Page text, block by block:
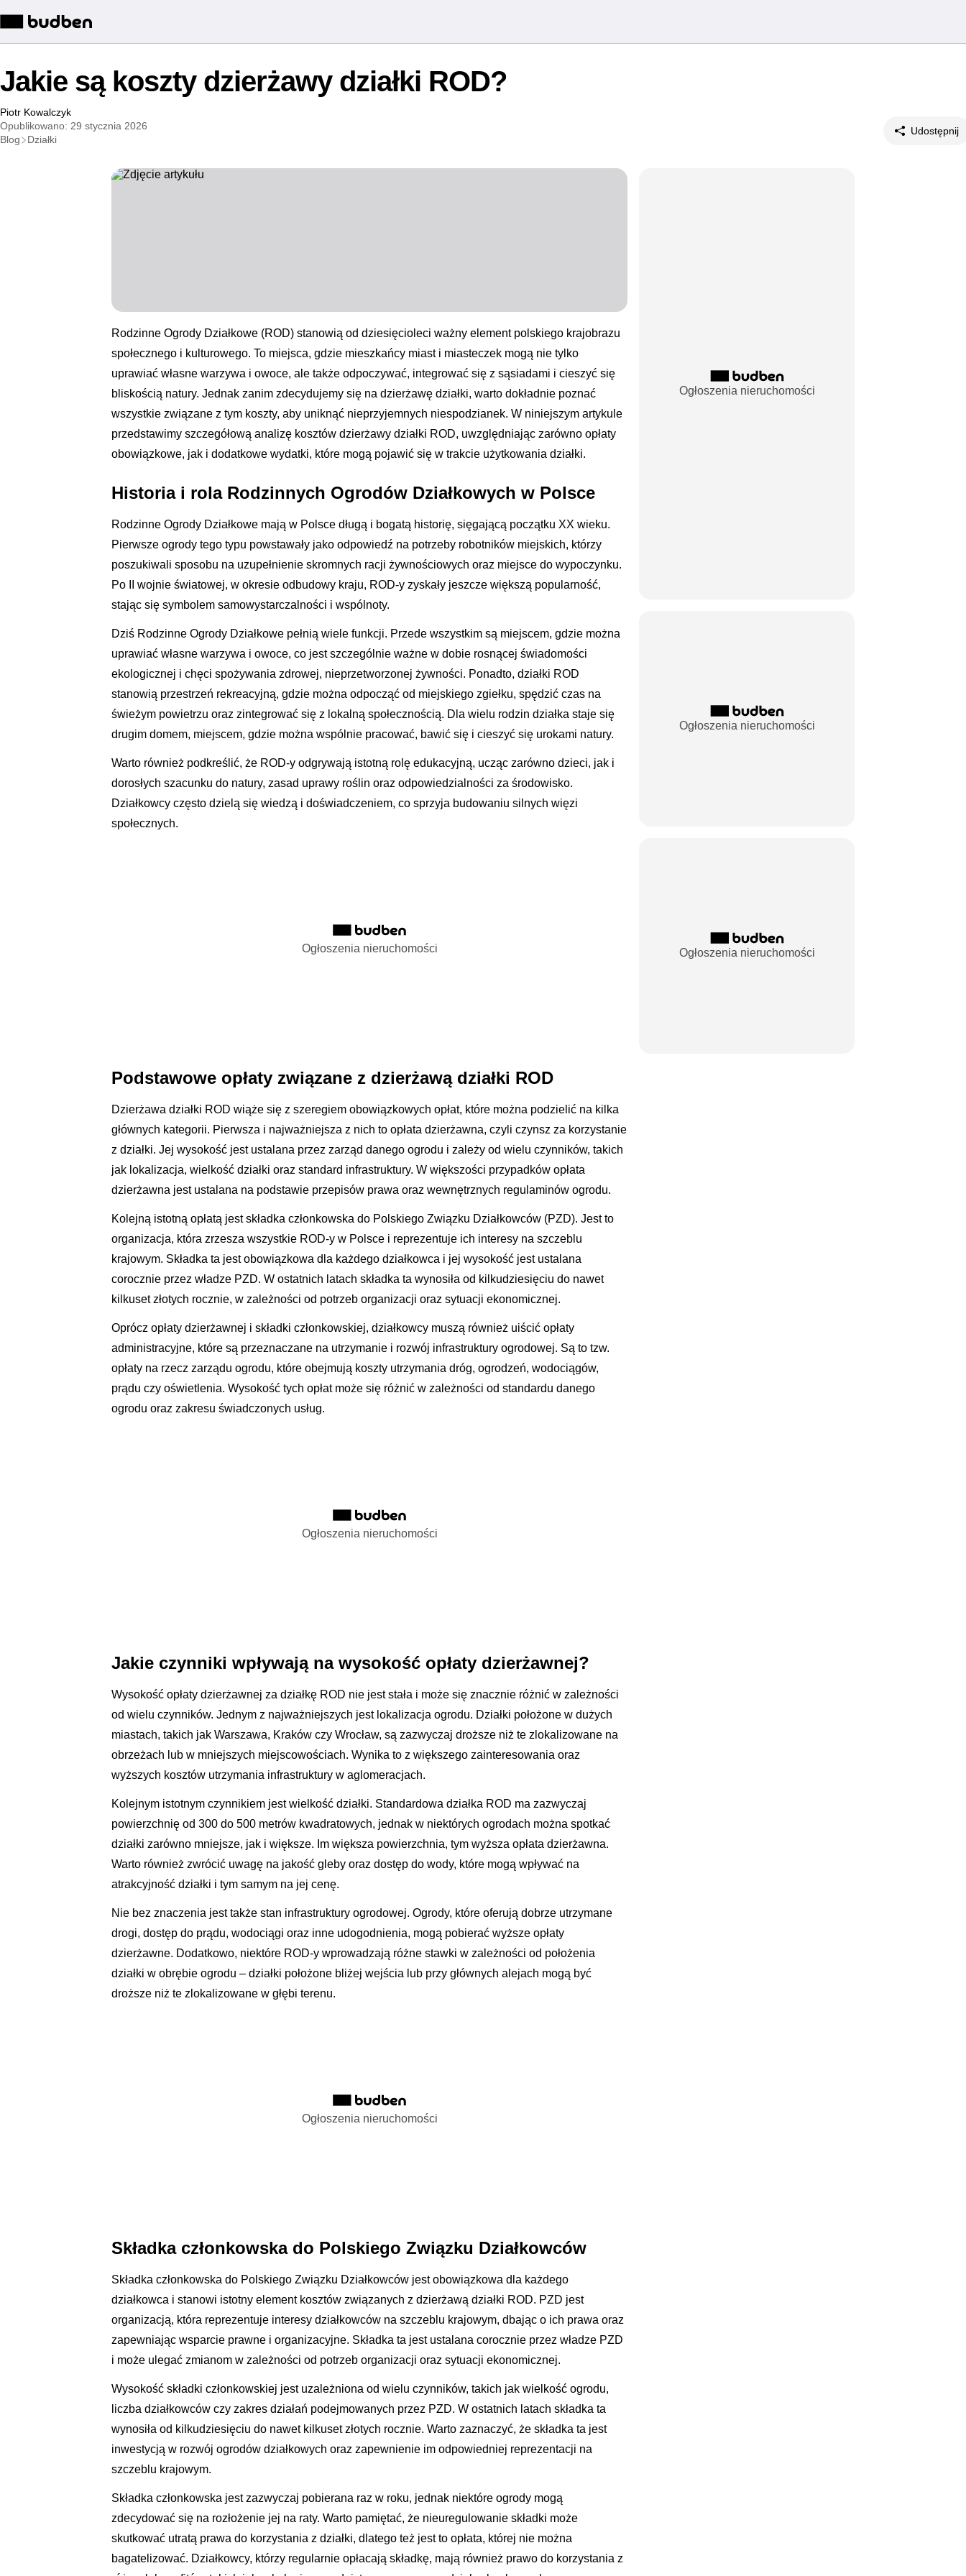
Jakie są koszty dzierżawy działki ROD?
Piotr Kowalczyk
Opublikowano: 29 stycznia 2026
Blog
Działki
Udostępnij
Rodzinne Ogrody Działkowe (ROD) stanowią od dziesięcioleci ważny element polskiego krajobrazu
społecznego i kulturowego. To miejsca, gdzie mieszkańcy miast i miasteczek mogą nie tylko
uprawiać własne warzywa i owoce, ale także odpoczywać, integrować się z sąsiadami i cieszyć się
bliskością natury. Jednak zanim zdecydujemy się na dzierżawę działki, warto dokładnie poznać
wszystkie związane z tym koszty, aby uniknąć nieprzyjemnych niespodzianek. W niniejszym artykule
przedstawimy szczegółową analizę kosztów dzierżawy działki ROD, uwzględniając zarówno opłaty
obowiązkowe, jak i dodatkowe wydatki, które mogą pojawić się w trakcie użytkowania działki.
Historia i rola Rodzinnych Ogrodów Działkowych w Polsce
Rodzinne Ogrody Działkowe mają w Polsce długą i bogatą historię, sięgającą początku XX wieku.
Pierwsze ogrody tego typu powstawały jako odpowiedź na potrzeby robotników miejskich, którzy
poszukiwali sposobu na uzupełnienie skromnych racji żywnościowych oraz miejsce do wypoczynku.
Po II wojnie światowej, w okresie odbudowy kraju, ROD-y zyskały jeszcze większą popularność,
stając się symbolem samowystarczalności i wspólnoty.
Dziś Rodzinne Ogrody Działkowe pełnią wiele funkcji. Przede wszystkim są miejscem, gdzie można
uprawiać własne warzywa i owoce, co jest szczególnie ważne w dobie rosnącej świadomości
ekologicznej i chęci spożywania zdrowej, nieprzetworzonej żywności. Ponadto, działki ROD
stanowią przestrzeń rekreacyjną, gdzie można odpocząć od miejskiego zgiełku, spędzić czas na
świeżym powietrzu oraz zintegrować się z lokalną społecznością. Dla wielu rodzin działka staje się
drugim domem, miejscem, gdzie można wspólnie pracować, bawić się i cieszyć się urokami natury.
Warto również podkreślić, że ROD-y odgrywają istotną rolę edukacyjną, ucząc zarówno dzieci, jak i
dorosłych szacunku do natury, zasad uprawy roślin oraz odpowiedzialności za środowisko.
Działkowcy często dzielą się wiedzą i doświadczeniem, co sprzyja budowaniu silnych więzi
społecznych.
Ogłoszenia nieruchomości
Podstawowe opłaty związane z dzierżawą działki ROD
Dzierżawa działki ROD wiąże się z szeregiem obowiązkowych opłat, które można podzielić na kilka
głównych kategorii. Pierwsza i najważniejsza z nich to opłata dzierżawna, czyli czynsz za korzystanie
z działki. Jej wysokość jest ustalana przez zarząd danego ogrodu i zależy od wielu czynników, takich
jak lokalizacja, wielkość działki oraz standard infrastruktury. W większości przypadków opłata
dzierżawna jest ustalana na podstawie przepisów prawa oraz wewnętrznych regulaminów ogrodu.
Kolejną istotną opłatą jest składka członkowska do Polskiego Związku Działkowców (PZD). Jest to
organizacja, która zrzesza wszystkie ROD-y w Polsce i reprezentuje ich interesy na szczeblu
krajowym. Składka ta jest obowiązkowa dla każdego działkowca i jej wysokość jest ustalana
corocznie przez władze PZD. W ostatnich latach składka ta wynosiła od kilkudziesięciu do nawet
kilkuset złotych rocznie, w zależności od potrzeb organizacji oraz sytuacji ekonomicznej.
Oprócz opłaty dzierżawnej i składki członkowskiej, działkowcy muszą również uiścić opłaty
administracyjne, które są przeznaczane na utrzymanie i rozwój infrastruktury ogrodowej. Są to tzw.
opłaty na rzecz zarządu ogrodu, które obejmują koszty utrzymania dróg, ogrodzeń, wodociągów,
prądu czy oświetlenia. Wysokość tych opłat może się różnić w zależności od standardu danego
ogrodu oraz zakresu świadczonych usług.
Ogłoszenia nieruchomości
Jakie czynniki wpływają na wysokość opłaty dzierżawnej?
Wysokość opłaty dzierżawnej za działkę ROD nie jest stała i może się znacznie różnić w zależności
od wielu czynników. Jednym z najważniejszych jest lokalizacja ogrodu. Działki położone w dużych
miastach, takich jak Warszawa, Kraków czy Wrocław, są zazwyczaj droższe niż te zlokalizowane na
obrzeżach lub w mniejszych miejscowościach. Wynika to z większego zainteresowania oraz
wyższych kosztów utrzymania infrastruktury w aglomeracjach.
Kolejnym istotnym czynnikiem jest wielkość działki. Standardowa działka ROD ma zazwyczaj
powierzchnię od 300 do 500 metrów kwadratowych, jednak w niektórych ogrodach można spotkać
działki zarówno mniejsze, jak i większe. Im większa powierzchnia, tym wyższa opłata dzierżawna.
Warto również zwrócić uwagę na jakość gleby oraz dostęp do wody, które mogą wpływać na
atrakcyjność działki i tym samym na jej cenę.
Nie bez znaczenia jest także stan infrastruktury ogrodowej. Ogrody, które oferują dobrze utrzymane
drogi, dostęp do prądu, wodociągi oraz inne udogodnienia, mogą pobierać wyższe opłaty
dzierżawne. Dodatkowo, niektóre ROD-y wprowadzają różne stawki w zależności od położenia
działki w obrębie ogrodu – działki położone bliżej wejścia lub przy głównych alejach mogą być
droższe niż te zlokalizowane w głębi terenu.
Ogłoszenia nieruchomości
Składka członkowska do Polskiego Związku Działkowców
Składka członkowska do Polskiego Związku Działkowców jest obowiązkowa dla każdego
działkowca i stanowi istotny element kosztów związanych z dzierżawą działki ROD. PZD jest
organizacją, która reprezentuje interesy działkowców na szczeblu krajowym, dbając o ich prawa oraz
zapewniając wsparcie prawne i organizacyjne. Składka ta jest ustalana corocznie przez władze PZD
i może ulegać zmianom w zależności od potrzeb organizacji oraz sytuacji ekonomicznej.
Wysokość składki członkowskiej jest uzależniona od wielu czynników, takich jak wielkość ogrodu,
liczba działkowców czy zakres działań podejmowanych przez PZD. W ostatnich latach składka ta
wynosiła od kilkudziesięciu do nawet kilkuset złotych rocznie. Warto zaznaczyć, że składka ta jest
inwestycją w rozwój ogrodów działkowych oraz zapewnienie im odpowiedniej reprezentacji na
szczeblu krajowym.
Składka członkowska jest zazwyczaj pobierana raz w roku, jednak niektóre ogrody mogą
zdecydować się na rozłożenie jej na raty. Warto pamiętać, że nieuregulowanie składki może
skutkować utratą prawa do korzystania z działki, dlatego też jest to opłata, której nie można
bagatelizować. Działkowcy, którzy regularnie opłacają składkę, mają również prawo do korzystania z
Ogłoszenia nieruchomości
Ogłoszenia nieruchomości
Ogłoszenia nieruchomości